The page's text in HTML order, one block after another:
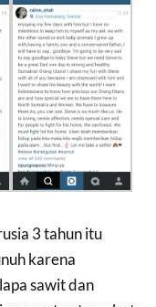
3 tahun itu
karena
sawit dan